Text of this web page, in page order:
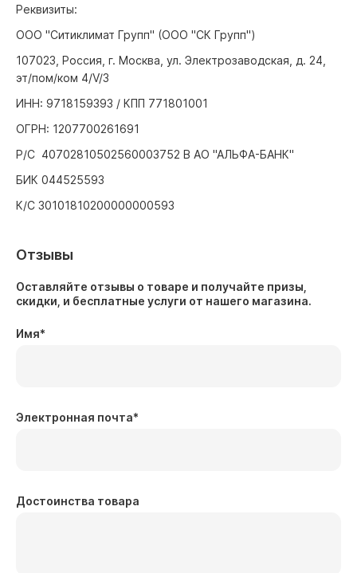
Реквизиты:
ООО "Ситиклимат Групп" (ООО "СК Групп")
107023, Россия, г. Москва, ул. Электрозаводская, д. 24,
эт/пом/ком 4/V/3
ИНН: 9718159393 / КПП 771801001
ОГРН: 1207700261691
Р/С 40702810502560003752 В АО "АЛЬФА-БАНК"
БИК 044525593
К/С 30101810200000000593
Отзывы
Оставляйте отзывы о товаре и получайте призы,
скидки, и бесплатные услуги от нашего магазина.
Имя*
Электронная почта*
Достоинства товара